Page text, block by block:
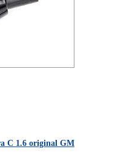
C 1.6 original GM